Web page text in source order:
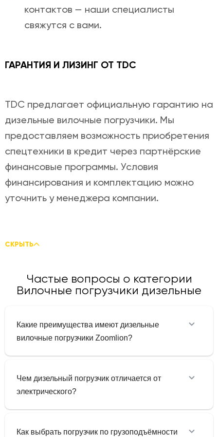
контактов — наши специалисты
свяжутся с вами.
ГАРАНТИЯ И ЛИЗИНГ ОТ TDC
TDC предлагает официальную гарантию на
дизельные вилочные погрузчики. Мы
предоставляем возможность приобретения
спецтехники в кредит через партнёрские
финансовые программы. Условия
финансирования и комплектацию можно
уточнить у менеджера компании.
СКРЫТЬ
Частые вопросы о категории
Вилочные погрузчики дизельные
Какие преимущества имеют дизельные
вилочные погрузчики Zoomlion?
Чем дизельный погрузчик отличается от
электрического?
Как выбрать погрузчик по грузоподъёмности